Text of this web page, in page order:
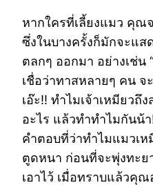
หากใครที่เลี้ยงแมว คุณ
ซึ่งในบางครั้งก็มักจะแ
ตลกๆ ออกมา อย่างเช่น
เชื่อว่าทาสหลายๆ คน จ
เอ๊ะ!! ทำไมเจ้าเหมียวถึ
อะไร แล้วทำทำไมกันน้
คำตอบที่ว่าทำไมแมวเ
ตูดหนา ก่อนที่จะพุ่งทะย
เอาไว้ เมื่อทราบแล้วคุ